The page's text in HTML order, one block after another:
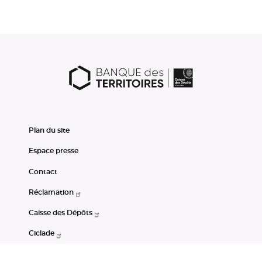
Plan du site
Espace presse
Contact
Réclamation
Caisse des Dépôts
Ciclade